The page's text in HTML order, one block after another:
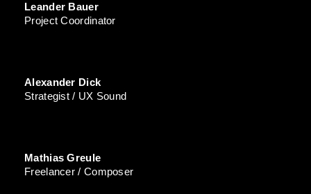
Leander Bauer
Project Coordinator
Alexander Dick
Strategist / UX Sound
Mathias Greule
Freelancer / Composer